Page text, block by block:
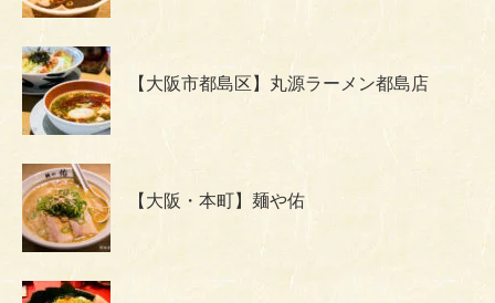
【大阪市都島区】丸源ラーメン都島店
【大阪・本町】麺や佑